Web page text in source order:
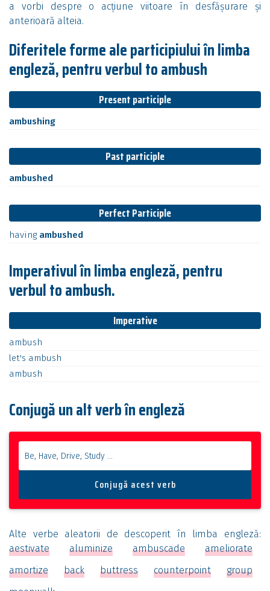
a vorbi despre o acțiune viitoare în desfășurare și
anterioară alteia.
Diferitele forme ale participiului în limba
engleză, pentru verbul to ambush
Present participle
ambushing
Past participle
ambushed
Perfect Participle
having ambushed
Imperativul în limba engleză, pentru
verbul to ambush.
Imperative
ambush
let's ambush
ambush
Conjugă un alt verb în engleză
Alte verbe aleatorii de descoperit în limba engleză:
aestivate
aluminize ambuscade
ameliorate
amortize
back buttress counterpoint
group